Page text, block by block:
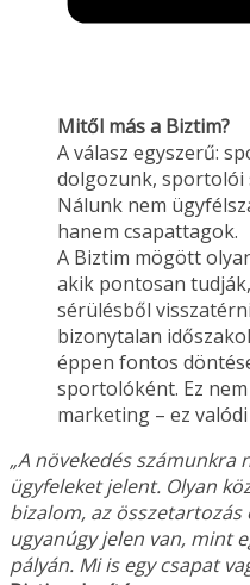
Mitől más a Biztim?
A válasz egyszerű:
dolgozunk, sportolói
Nálunk nem
hanem csapattagok.
A Biztim mögött
akik pontosan
sérülésből
bizonytalan
éppen fontos
sportolóként. Ez nem
marketing – ez
„A növekedés számunkra
ügyfeleket jelent. Olyan
bizalom, az összetartozás
ugyanúgy jelen van, mint
pályán. Mi is egy csapat